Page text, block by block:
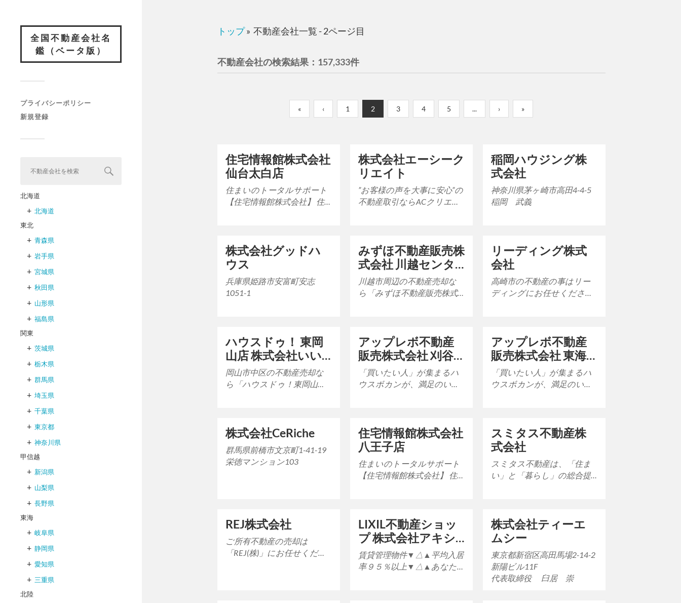
全国不動産会社名
鑑（ベータ版）
プライバシーポリシー
新規登録
北海道
+ 北海道
東北
+ 青森県
+ 岩手県
+ 宮城県
+ 秋田県
+ 山形県
+ 福島県
関東
+ 茨城県
+ 栃木県
+ 群馬県
+ 埼玉県
+ 千葉県
+ 東京都
+ 神奈川県
甲信越
+ 新潟県
+ 山梨県
+ 長野県
東海
+ 岐阜県
+ 静岡県
+ 愛知県
+ 三重県
北陸
トップ» 不動産会社一覧 - 2ページ目
不動産会社の検索結果：157,333件
« ‹ 1 2 3 4 5 ... › »
住宅情報館株式会社
仙台太白店
住まいのトータルサポート
【住宅情報館株式会社】 住
株式会社エーシーク
リエイト
”お客様の声を大事に安心”の
不動産取引ならACクリエイ
稲岡ハウジング株
式会社
神奈川県茅ヶ崎市高田4-4-5
稲岡 武義
株式会社グッドハ
ウス
兵庫県姫路市安富町安志
1051-1
みずほ不動産販売株
式会社 川越センタ
ー
川越市周辺の不動産売却な
ら「みずほ不動産販売株式
リーディング株式
会社
高崎市の不動産の事はリー
ディングにお任せくださ
ハウスドゥ！ 東岡
山店 株式会社いい
ねホーム
岡山市中区の不動産売却な
ら「ハウスドゥ！東岡山
アップレボ不動産
販売株式会社 刈谷
安城店
「買いたい人」が集まるハ
ウスボカンが、満足のいく
アップレボ不動産
販売株式会社 東海
店
「買いたい人」が集まるハ
ウスボカンが、満足のいく
株式会社CeRiche
群馬県前橋市文京町1-41-19
栄徳マンション103
住宅情報館株式会社
八王子店
住まいのトータルサポート
【住宅情報館株式会社】 住
スミタス不動産株
式会社
スミタス不動産は、「住ま
い」と「暮らし」の総合提
REJ株式会社
ご所有不動産の売却は
「REJ(株)」にお任せくださ
LIXIL不動産ショッ
プ 株式会社アキシ
ム
賃貸管理物件▼△▲平均入居
率９５％以上▼△▲あなた
株式会社ティーエ
ムシー
東京都新宿区高田馬場2-14-2
新陽ビル11F
代表取締役 臼居 崇